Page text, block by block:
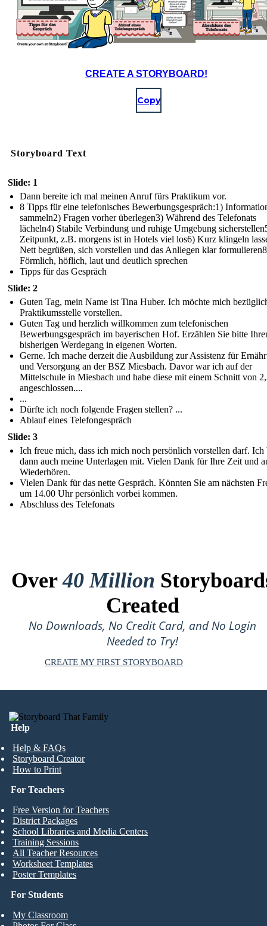
CREATE A STORYBOARD!
Copy
Storyboard Text
Slide: 1
Dann bereite ich mal meinen Anruf fürs Praktikum vor.
8 Tipps für eine telefonisches Bewerbungsgespräch:1)
sammeln2) Fragen vorher überlegen3) Während des Telefonats
lächeln4) Stabile Verbindung und ruhige Umgebung
Zeitpunkt, z.B. morgens ist in Hotels viel los6) Kurz klingeln
Nett begrüßen, sich vorstellen und das Anliegen klar
Förmlich, höflich, laut und deutlich sprechen
Tipps für das Gespräch
Slide: 2
Guten Tag, mein Name ist Tina Huber. Ich möchte mich
Praktikumsstelle vorstellen.
Guten Tag und herzlich willkommen zum telefonischen
Bewerbungsgespräch im bayerischen Hof. Erzählen Sie bitte
bisherigen Werdegang in eigenen Worten.
Gerne. Ich mache derzeit die Ausbildung zur Assistenz für
und Versorgung an der BSZ Miesbach. Davor war ich auf der
Mittelschule in Miesbach und habe diese mit einem Schnitt von
angeschlossen....
...
Dürfte ich noch folgende Fragen stellen? ...
Ablauf eines Telefongespräch
Slide: 3
Ich freue mich, dass ich mich noch persönlich vorstellen darf. Ich
dann auch meine Unterlagen mit. Vielen Dank für Ihre Zeit und
Wiederhören.
Vielen Dank für das nette Gespräch. Könnten Sie am nächsten
um 14.00 Uhr persönlich vorbei kommen.
Abschluss des Telefonats
Over40 Million
Created
No Downloads, No Credit Card, and No Login
Needed to Try!
CREATE MY FIRST STORYBOARD
Help
Help & FAQs
Storyboard Creator
How to Print
For Students
My Classroom
For Teachers
Free Version for Teachers
District Packages
School Libraries and Media Centers
Training Sessions
All Teacher Resources
Worksheet Templates
Poster Templates